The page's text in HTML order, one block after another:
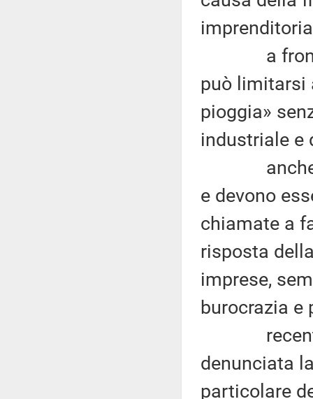
a fronte
può limitarsi
pioggia»
industriale e
anche
e devono
chiamate a
risposta
imprese,
burocrazia e
denunciata
particolare